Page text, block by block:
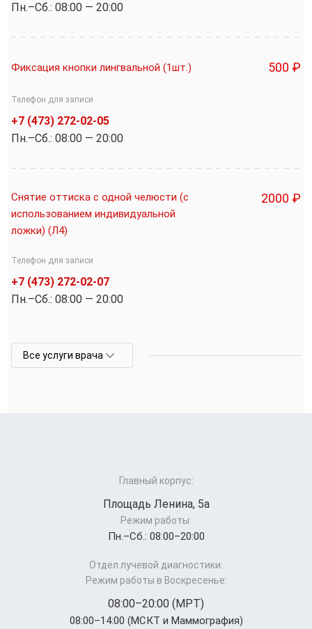
Пн.–Cб.: 08:00 — 20:00
Фиксация кнопки лингвальной (1шт.) 500 ₽
Телефон для записи
+7 (473) 272-02-05
Пн.–Cб.: 08:00 — 20:00
Снятие оттиска с одной челюсти (с
использованием индивидуальной
ложки) (Л4)
2000 ₽
Телефон для записи
+7 (473) 272-02-07
Пн.–Cб.: 08:00 — 20:00
Все услуги врача
Главный корпус:
Площадь Ленина, 5а
Режим работы:
Пн.–Cб.: 08:00–20:00
Отдел лучевой диагностики:
Режим работы в Воскресенье:
08:00–20:00 (МРТ)
08:00–14:00 (МСКТ и Маммография)